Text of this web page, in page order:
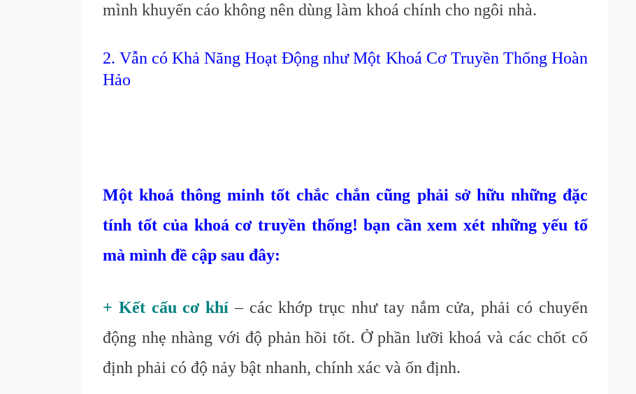
mình khuyến cáo không nên dùng làm khoá chính cho ngôi nhà.
2. Vẫn có Khả Năng Hoạt Động như Một Khoá Cơ Truyền Thống Hoàn
Hảo
Một khoá thông minh tốt chắc chắn cũng phải sở hữu những đặc
tính tốt của khoá cơ truyền thống! bạn cần xem xét những yếu tố
mà mình đề cập sau đây:
+ Kết cấu cơ khí – các khớp trục như tay nắm cửa, phải có chuyển
động nhẹ nhàng với độ phản hồi tốt. Ở phần lưỡi khoá và các chốt cố
định phải có độ nảy bật nhanh, chính xác và ổn định.